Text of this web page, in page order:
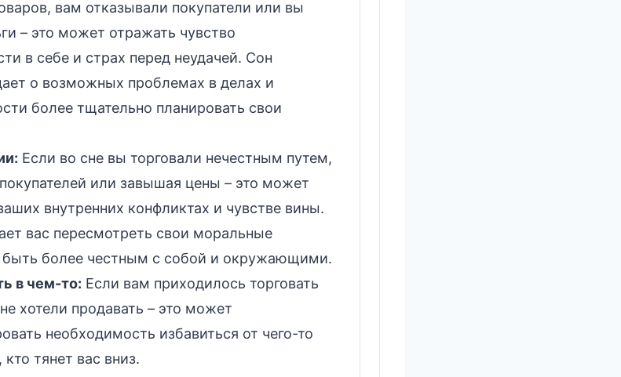
вам отказывали покупатели или вы
– это может отражать чувство
в себе и страх перед неудачей. Сон
о возможных проблемах в делах и
более тщательно планировать свои
Если во сне вы торговали нечестным путем,
или завышая цены – это может
внутренних конфликтах и чувстве вины.
вас пересмотреть свои моральные
более честным с собой и окружающими.
в чем-то: Если вам приходилось торговать
хотели продавать – это может
необходимость избавиться от чего-то
кто тянет вас вниз.